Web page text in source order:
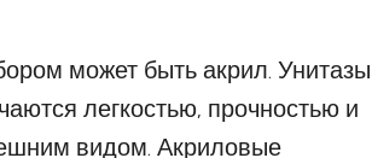
может быть акрил. Унитазы
легкостью, прочностью и
видом. Акриловые